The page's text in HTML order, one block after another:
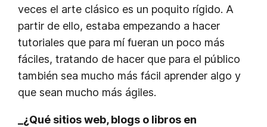
veces el arte clásico es un poquito rígido. A
partir de ello, estaba empezando a hacer
tutoriales que para mí fueran un poco más
fáciles, tratando de hacer que para el público
también sea mucho más fácil aprender algo y
que sean mucho más ágiles.
_¿Qué sitios web, blogs o libros en